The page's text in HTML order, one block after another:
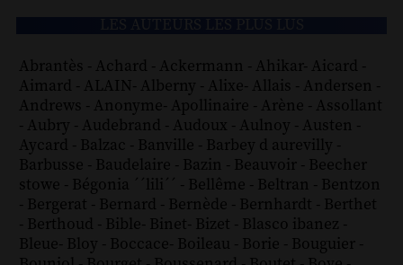
Abrantès - Achard - Ackermann - Ahikar- Aicard -
Aimard - ALAIN- Alberny - Alixe- Allais - Andersen -
Andrews - Anonyme- Apollinaire - Arène - Assollant
- Aubry - Audebrand - Audoux - Aulnoy - Austen -
Aycard - Balzac - Banville - Barbey d aurevilly -
Barbusse - Baudelaire - Bazin - Beauvoir - Beecher
stowe - Bégonia ´´lili´´ - Bellême - Beltran - Bentzon
- Bergerat - Bernard - Bernède - Bernhardt - Berthet
- Berthoud - Bible- Binet- Bizet - Blasco ibanez -
Bleue- Bloy - Boccace- Boileau - Borie - Bouguier -